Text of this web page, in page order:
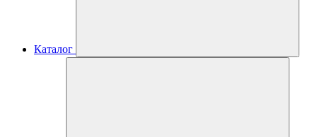
Каталог